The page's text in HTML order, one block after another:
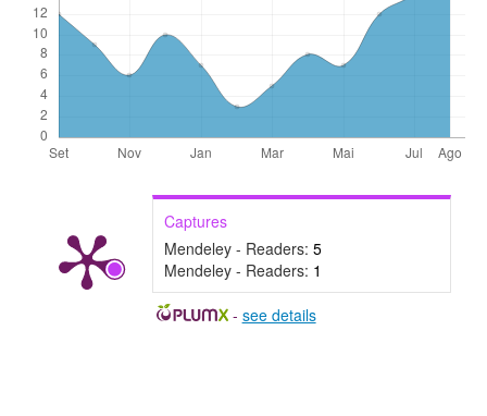
Captures
Mendeley - Readers: 5
Mendeley - Readers: 1
- see details